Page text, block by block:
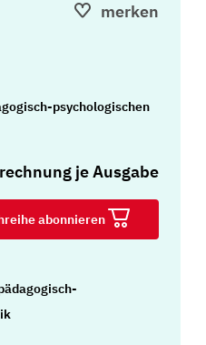
merken
psychologischen
je Ausgabe
abonnieren